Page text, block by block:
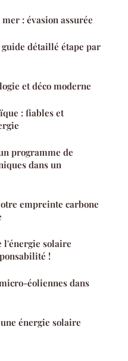
: évasion assurée
détaillé étape par
et déco moderne
: fiables et
programme de
dans un
empreinte carbone
l'énergie solaire
!
éoliennes dans
énergie solaire